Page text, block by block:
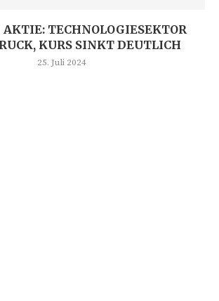
TECHNOLOGIESEKTOR
KURS SINKT DEUTLICH
25. Juli 2024